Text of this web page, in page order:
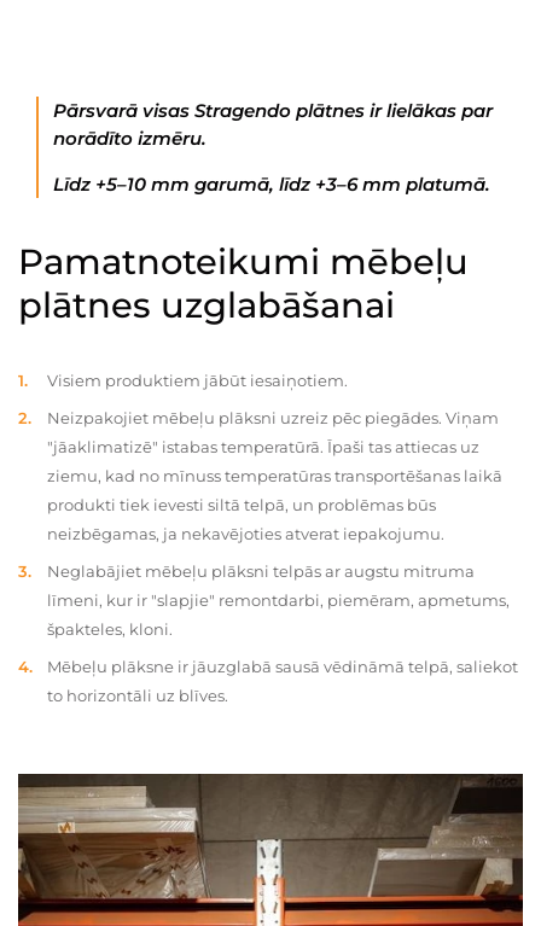
Pārsvarā visas Stragendo plātnes ir lielākas par
norādīto izmēru.
Līdz +5–10 mm garumā, līdz +3–6 mm platumā.
Pamatnoteikumi mēbeļu
plātnes uzglabāšanai
Visiem produktiem jābūt iesaiņotiem.
Neizpakojiet mēbeļu plāksni uzreiz pēc piegādes. Viņam
"jāaklimatizē" istabas temperatūrā. Īpaši tas attiecas uz
ziemu, kad no mīnuss temperatūras transportēšanas laikā
produkti tiek ievesti siltā telpā, un problēmas būs
neizbēgamas, ja nekavējoties atverat iepakojumu.
Neglabājiet mēbeļu plāksni telpās ar augstu mitruma
līmeni, kur ir "slapjie" remontdarbi, piemēram, apmetums,
špakteles, kloni.
Mēbeļu plāksne ir jāuzglabā sausā vēdināmā telpā, saliekot
to horizontāli uz blīves.